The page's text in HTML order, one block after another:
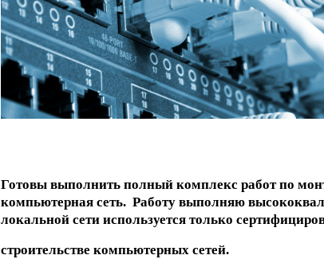
Готовы выполнить полный комплекс работ по
компьютерная сеть. Работу выполняю
локальной сети используется только
строительстве компьютерных сетей.